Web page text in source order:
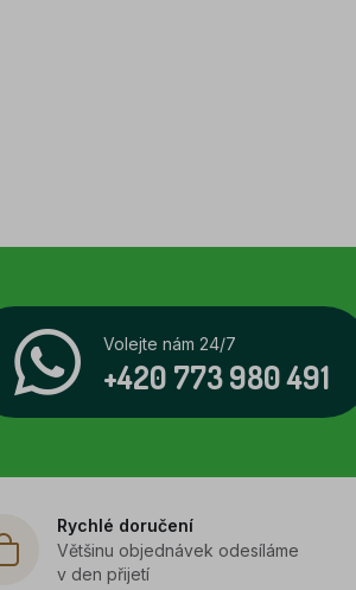
Volejte nám 24/7
+420 773 980 491
Rychlé doručení
Většinu objednávek odesíláme
v den přijetí